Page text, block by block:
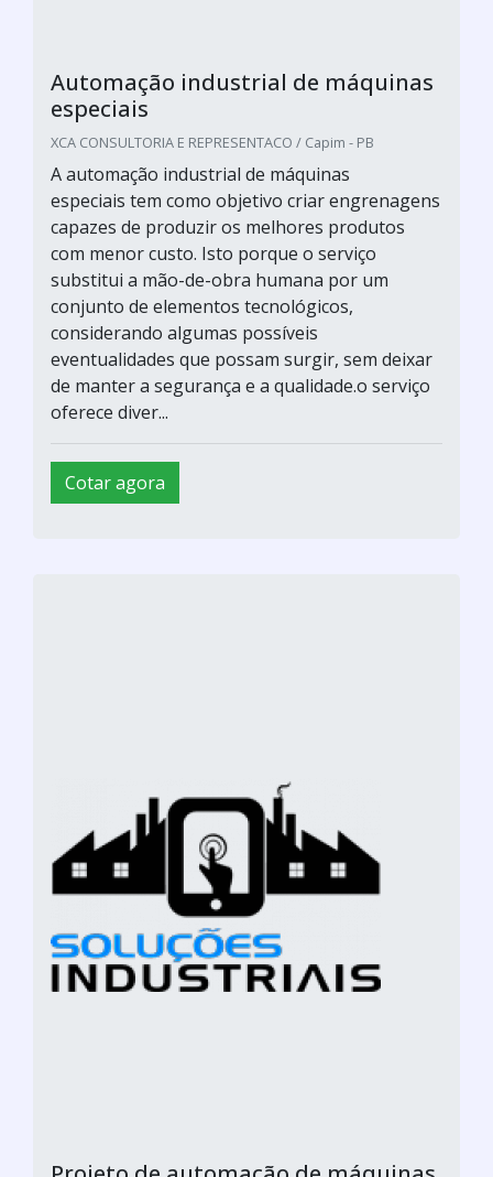
Automação industrial de máquinas
especiais
XCA CONSULTORIA E REPRESENTACO / Capim - PB
A automação industrial de máquinas
especiais tem como objetivo criar engrenagens
capazes de produzir os melhores produtos
com menor custo. Isto porque o serviço
substitui a mão-de-obra humana por um
conjunto de elementos tecnológicos,
considerando algumas possíveis
eventualidades que possam surgir, sem deixar
de manter a segurança e a qualidade.o serviço
oferece diver...
Cotar agora